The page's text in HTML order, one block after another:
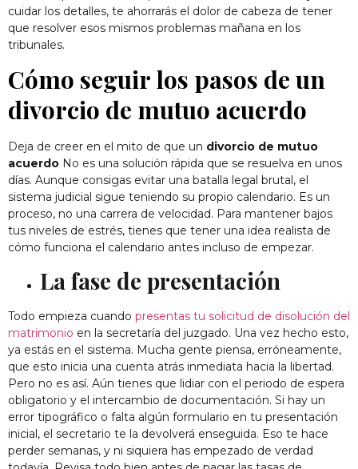
cuidar los detalles, te ahorrarás el dolor de cabeza de tener
que resolver esos mismos problemas mañana en los
tribunales.
Cómo seguir los pasos de un
divorcio de mutuo acuerdo
Deja de creer en el mito de que un divorcio de mutuo
acuerdo No es una solución rápida que se resuelva en unos
días. Aunque consigas evitar una batalla legal brutal, el
sistema judicial sigue teniendo su propio calendario. Es un
proceso, no una carrera de velocidad. Para mantener bajos
tus niveles de estrés, tienes que tener una idea realista de
cómo funciona el calendario antes incluso de empezar.
La fase de presentación
Todo empieza cuando presentas tu solicitud de disolución del
matrimonio en la secretaría del juzgado. Una vez hecho esto,
ya estás en el sistema. Mucha gente piensa, erróneamente,
que esto inicia una cuenta atrás inmediata hacia la libertad.
Pero no es así. Aún tienes que lidiar con el periodo de espera
obligatorio y el intercambio de documentación. Si hay un
error tipográfico o falta algún formulario en tu presentación
inicial, el secretario te la devolverá enseguida. Eso te hace
perder semanas, y ni siquiera has empezado de verdad